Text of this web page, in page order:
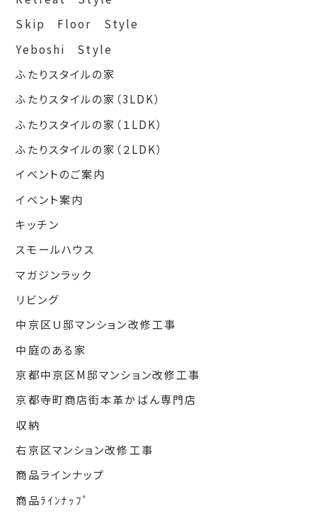
Skip Floor Style
Yeboshi Style
ふたりスタイルの家
ふたりスタイルの家（3LDK）
ふたりスタイルの家（１LDK）
ふたりスタイルの家（２LDK）
イベントのご案内
イベント案内
キッチン
スモールハウス
マガジンラック
リビング
中京区Ｕ邸マンション改修工事
中庭のある家
京都中京区M邸マンション改修工事
京都寺町商店街本革かばん専門店
収納
右京区マンション改修工事
商品ラインナップ
商品ﾗｲﾝﾅｯﾌﾟ